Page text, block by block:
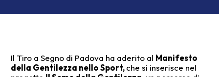
Il Tiro a Segno di Padova ha aderito al Manifesto
della Gentilezza nello Sport,che si inserisce nel